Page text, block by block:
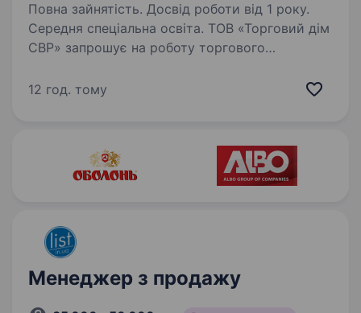
Повна зайнятість. Досвід роботи від 1 року.
Середня спеціальна освіта. ТОВ «Торговий дім
СВР» запрошує на роботу торгового
та Чернівецька область. Ми є найбільшим
12 год. тому
Менеджер з продажу